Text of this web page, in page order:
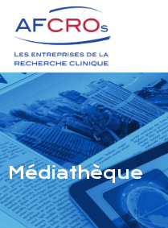
Médiathèque